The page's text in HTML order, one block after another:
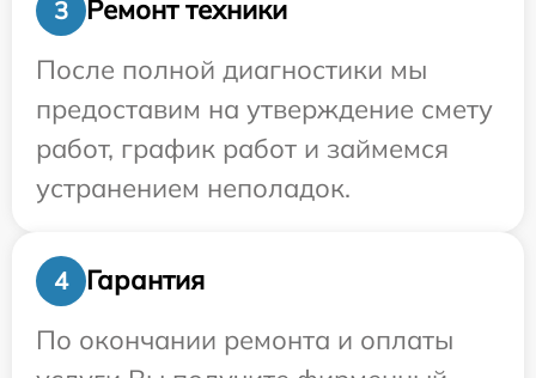
3
Ремонт техники
После полной диагностики мы
предоставим на утверждение смету
работ, график работ и займемся
устранением неполадок.
4
Гарантия
По окончании ремонта и оплаты